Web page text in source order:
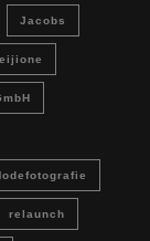
Jacobs
relaunch